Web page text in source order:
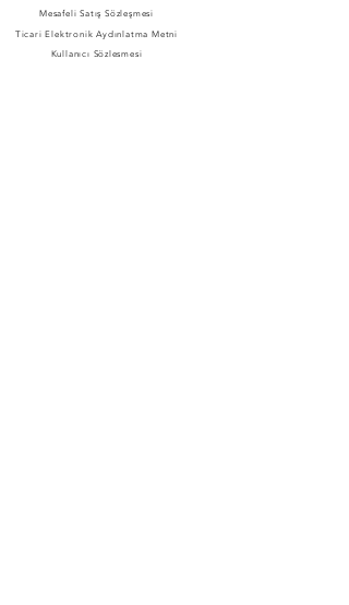
Mesafeli Satış Sözleşmesi
Ticari Elektronik Aydınlatma Metni
Kullanıcı Sözleşmesi